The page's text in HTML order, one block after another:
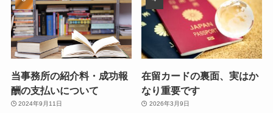
当事務所の紹介料・成功報
酬の支払いについて
2024年9月11日
在留カードの裏面、実はか
なり重要です
2026年3月9日